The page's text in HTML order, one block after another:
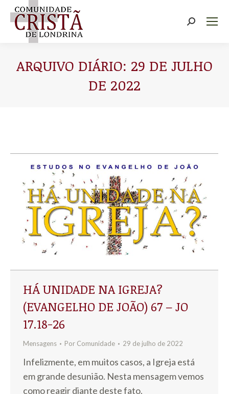
Buscar
ARQUIVO DIÁRIO: 29 DE JULHO
DE 2022
HÁ UNIDADE NA IGREJA?
(EVANGELHO DE JOÃO) 67 – JO
17.18-26
Mensagens Por Comunidade 29 de julho de 2022
Infelizmente, em muitos casos, a Igreja está
em grande desunião. Nesta mensagem vemos
como reagir diante deste fato.